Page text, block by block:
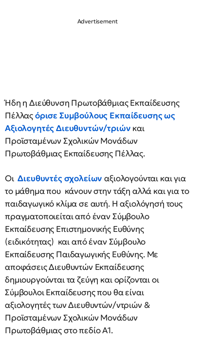
Ήδη η Διεύθυνση Πρωτοβάθμιας Εκπαίδευσης
Πέλλαςόρισε Συμβούλους Εκπαίδευσης ως
Αξιολογητές Διευθυντών/τριών και
Προϊσταμένων Σχολικών Μονάδων
Πρωτοβάθμιας Εκπαίδευσης Πέλλας.
Οι Διευθυντές σχολείων αξιολογούνται και για
το μάθημα που κάνουν στην τάξη αλλά και για το
παιδαγωγικό κλίμα σε αυτή. Η αξιολόγησή τους
πραγματοποιείται από έναν Σύμβουλο
Εκπαίδευσης Επιστημονικής Ευθύνης
(ειδικότητας) και από έναν Σύμβουλο
Εκπαίδευσης Παιδαγωγικής Ευθύνης. Με
αποφάσεις Διευθυντών Εκπαίδευσης
δημιουργούνται τα ζεύγη και ορίζονται οι
Σύμβουλοι Εκπαίδευσης που θα είναι
αξιολογητές των Διευθυντών/ντριών &
Προϊσταμένων Σχολικών Μονάδων
Πρωτοβάθμιας στο πεδίο Α1.